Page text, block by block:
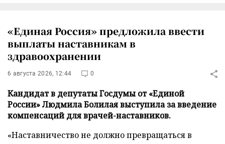
«Единая Россия» предложила ввести
выплаты наставникам в
здравоохранении
6 августа 2026, 12:44 0
Кандидат в депутаты Госдумы от «Единой
России» Людмила Болилая выступила за введение
компенсаций для врачей-наставников.
«Наставничество не должно превращаться в